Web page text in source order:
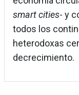
smart cities- y
todos los
heterodoxas
decrecimiento.